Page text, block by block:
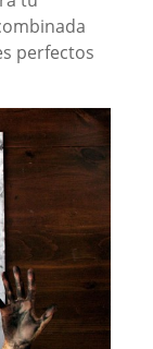
perfectos